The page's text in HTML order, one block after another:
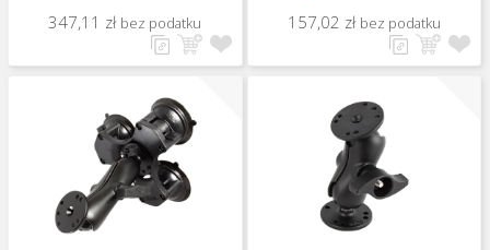
347,11 zł bez podatku 157,02 zł bez podatku